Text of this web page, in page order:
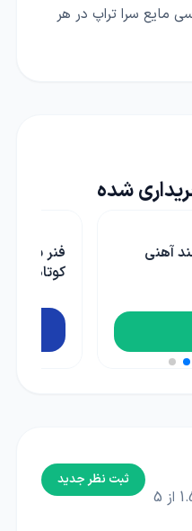
مایع : 200 سی سی مایع سرا تراپ در هر
شده
مشکی
تله قیفی
برای
230,000 ریال
از 5
ثبت نظر جدید